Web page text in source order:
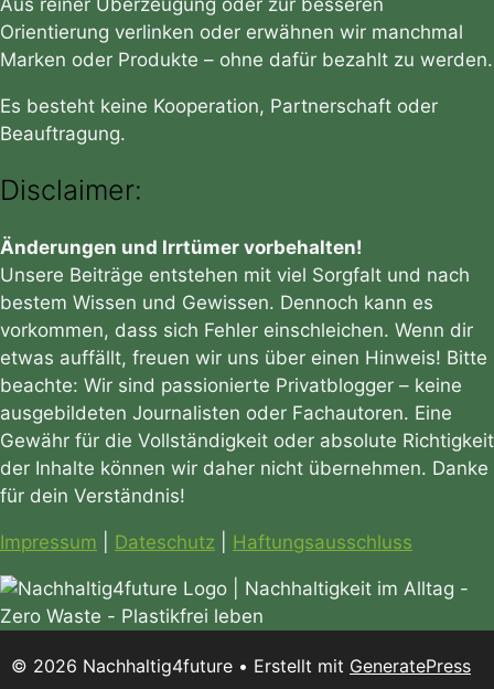
Orientierung verlinken oder erwähnen wir manchmal
Marken oder Produkte – ohne dafür bezahlt zu werden.
Es besteht keine Kooperation, Partnerschaft oder
Beauftragung.
Disclaimer:
Änderungen und Irrtümer vorbehalten!
Unsere Beiträge entstehen mit viel Sorgfalt und nach
bestem Wissen und Gewissen. Dennoch kann es
vorkommen, dass sich Fehler einschleichen. Wenn dir
etwas auffällt, freuen wir uns über einen Hinweis! Bitte
beachte: Wir sind passionierte Privatblogger – keine
ausgebildeten Journalisten oder Fachautoren. Eine
Gewähr für die Vollständigkeit oder absolute Richtigkeit
der Inhalte können wir daher nicht übernehmen. Danke
für dein Verständnis!
Impressum Dateschutz Haftungsausschluss
© 2026 Nachhaltig4future • Erstellt mit GeneratePress